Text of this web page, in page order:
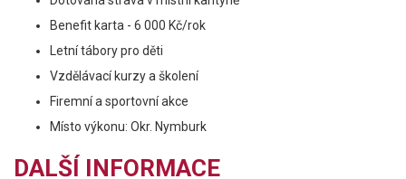
Benefit karta - 6 000 Kč/rok
Letní tábory pro děti
Vzdělávací kurzy a školení
Firemní a sportovní akce
Místo výkonu: Okr. Nymburk
DALŠÍ INFORMACE